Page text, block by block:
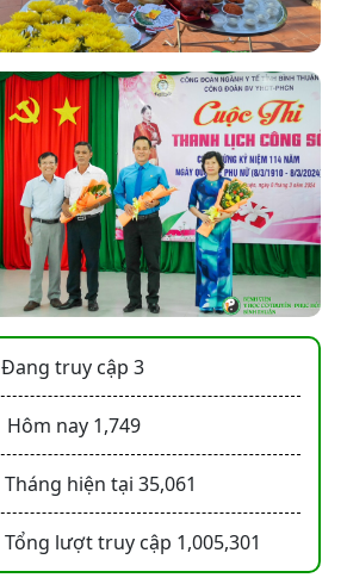
Đang truy cập 3
Hôm nay 1,749
Tháng hiện tại 35,061
Tổng lượt truy cập 1,005,301